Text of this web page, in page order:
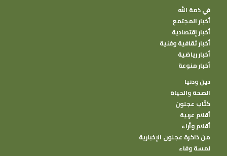
في ذمة الله
أخبار المجتمع
أخبار إقتصادية
أخبار ثقافية وفنية
أخبار رياضية
أخبار منوعة
دين ودنيا
الصحة والحياة
كتًاب عجلون
أقلام عربية
أقلام وأراء
من ذاكرة عجلون الإخبارية
لمسة وفاء